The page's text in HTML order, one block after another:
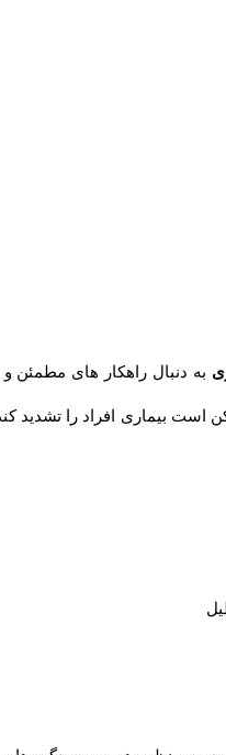
به دنبال راهکار های مطمئن
بیماری افراد را تشدید کند